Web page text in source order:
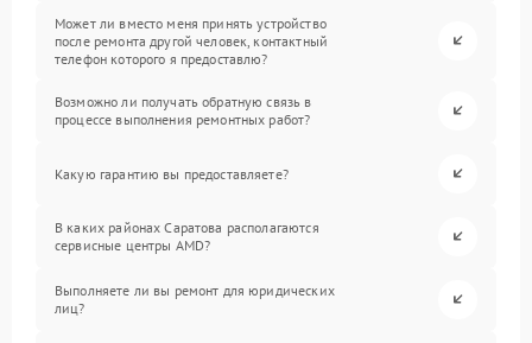
Может ли вместо меня принять устройство
после ремонта другой человек, контактный
телефон которого я предоставлю?
Возможно ли получать обратную связь в
процессе выполнения ремонтных работ?
Какую гарантию вы предоставляете?
В каких районах Саратова располагаются
сервисные центры AMD?
Выполняете ли вы ремонт для юридических
лиц?